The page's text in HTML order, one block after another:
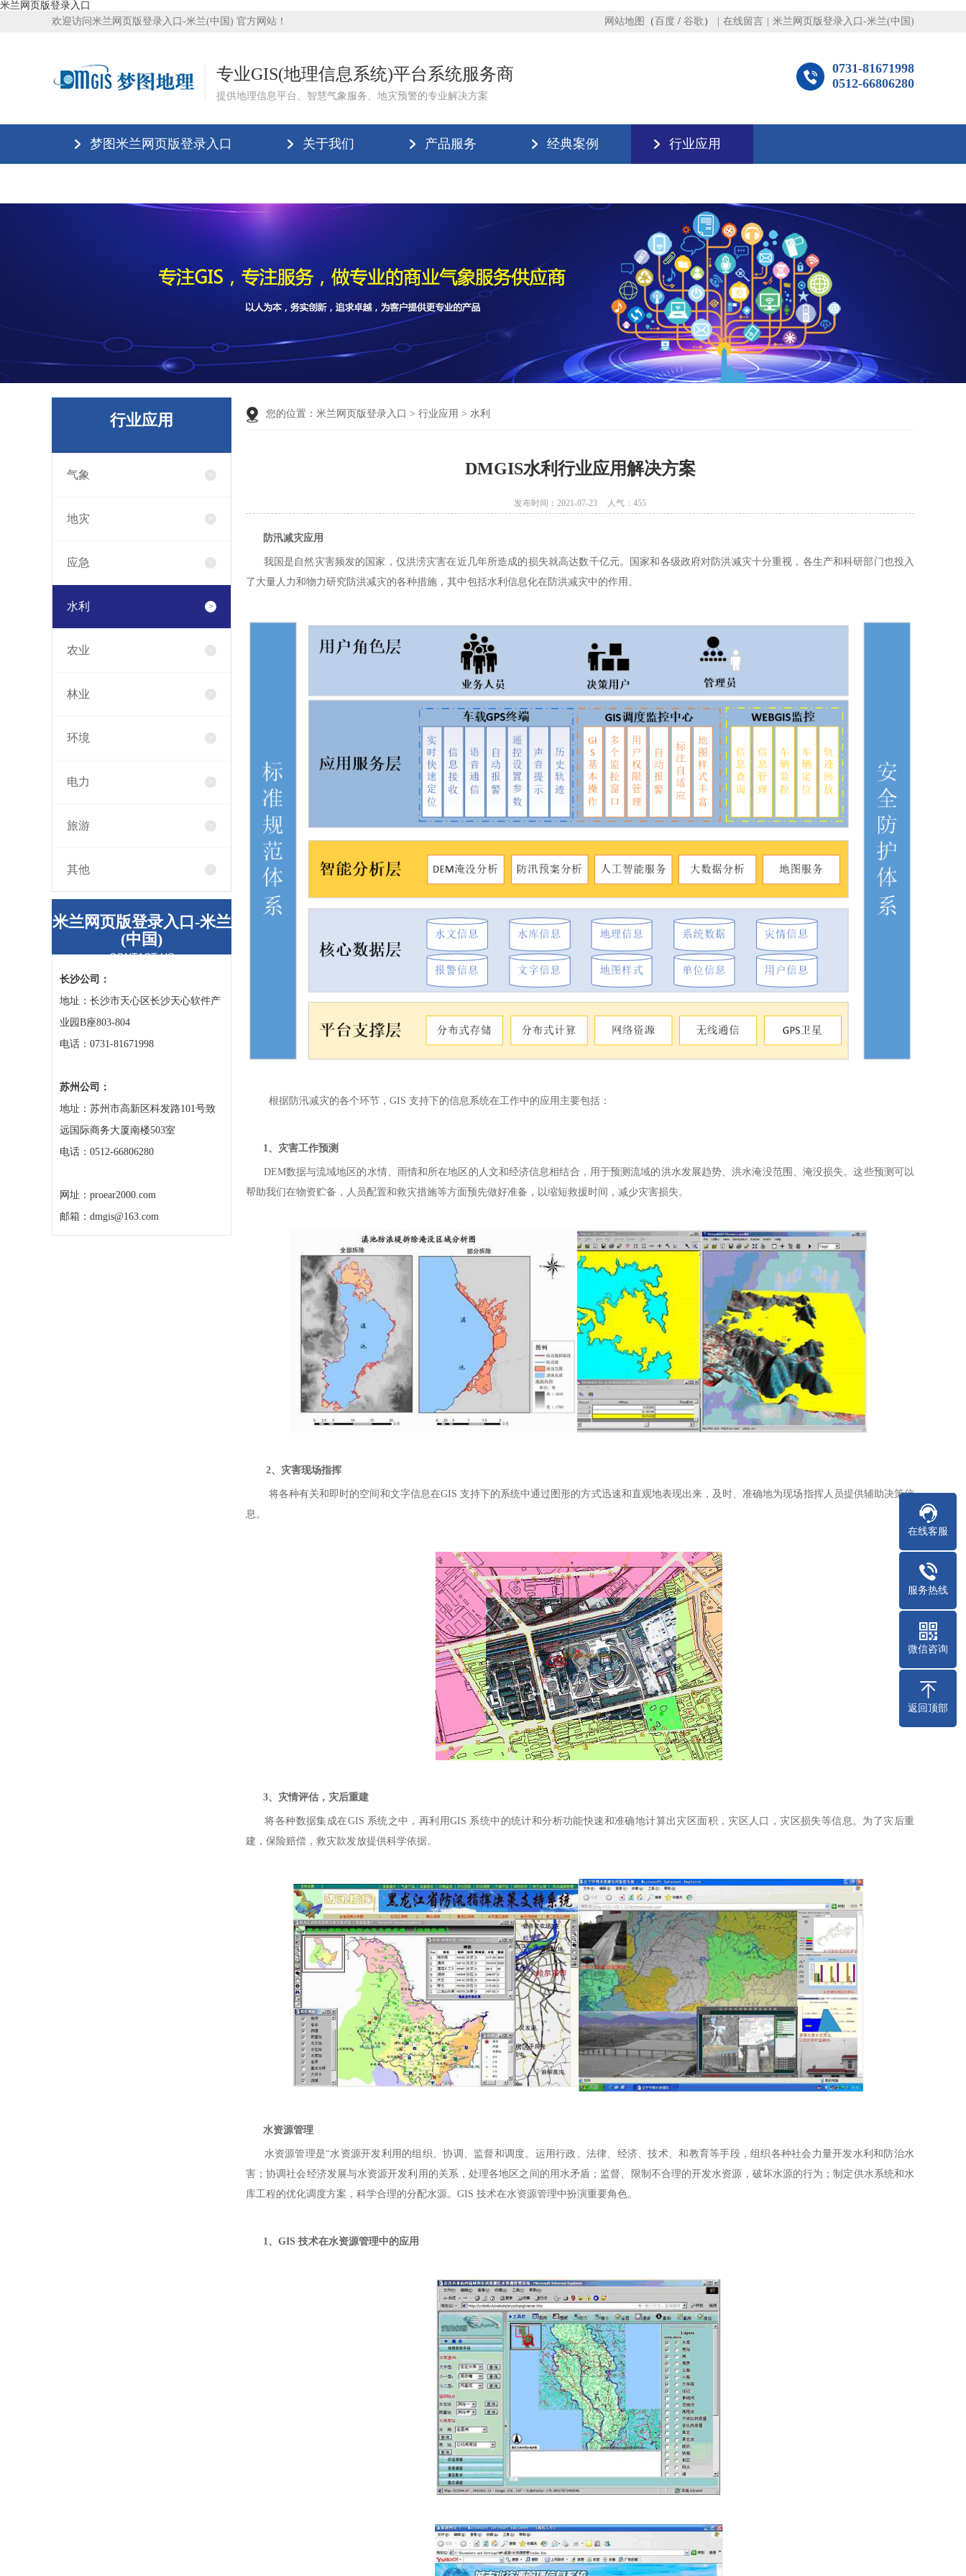
米兰网页版登录入口
欢迎访问米兰网页版登录入口-米兰(中国) 官方网站！
网站地图 （ 百度 / 谷歌 ） 在线留言 米兰网页版登录入口-米兰(中国)
专业GIS(地理信息系统)平台系统服务商
提供地理信息平台、智慧气象服务、地灾预警的专业解决方案
0731-81671998
0512-66806280
梦图米兰网页版登录入口 关于我们 产品服务 经典案例 行业应用
行业应用
气象
地灾
应急
水利
农业
林业
环境
电力
旅游
其他
米兰网页版登录入口-米兰
(中国)
CONTACT US
长沙公司：
地址：长沙市天心区长沙天心软件产
业园B座803-804
电话：0731-81671998
苏州公司：
地址：苏州市高新区科发路101号致
远国际商务大厦南楼503室
电话：0512-66806280
网址：proear2000.com
邮箱：dmgis@163.com
您的位置： 米兰网页版登录入口 > 行业应用 > 水利
DMGIS水利行业应用解决方案
发布时间：2021-07-23 人气： 455
防汛减灾应用
我国是自然灾害频发的国家，仅洪涝灾害在近几年所造成的损失就高达数千亿元。国家和各级政府对防洪减灾十分重视，各生产和科研部门也投入
了大量人力和物力研究防洪减灾的各种措施，其中包括水利信息化在防洪减灾中的作用。
根据防汛减灾的各个环节，GIS 支持下的信息系统在工作中的应用主要包括：
1、灾害工作预测
DEM数据与流域地区的水情、雨情和所在地区的人文和经济信息相结合，用于预测流域的洪水发展趋势、洪水淹没范围、淹没损失。这些预测可以
帮助我们在物资贮备，人员配置和救灾措施等方面预先做好准备，以缩短救援时间，减少灾害损失。
2、灾害现场指挥
将各种有关和即时的空间和文字信息在GIS 支持下的系统中通过图形的方式迅速和直观地表现出来，及时、准确地为现场指挥人员提供辅助决策信
息。
3、灾情评估，灾后重建
将各种数据集成在GIS 系统之中，再利用GIS 系统中的统计和分析功能快速和准确地计算出灾区面积，灾区人口，灾区损失等信息。为了灾后重
建，保险赔偿，救灾款发放提供科学依据。
水资源管理
水资源管理是“水资源开发利用的组织、协调、监督和调度。运用行政、法律、经济、技术、和教育等手段，组织各种社会力量开发水利和防治水
害；协调社会经济发展与水资源开发利用的关系，处理各地区之间的用水矛盾；监督、限制不合理的开发水资源，破坏水源的行为；制定供水系统和水
库工程的优化调度方案，科学合理的分配水源。GIS 技术在水资源管理中扮演重要角色。
1、GIS 技术在水资源管理中的应用
在线客服
服务热线
微信咨询
返回顶部